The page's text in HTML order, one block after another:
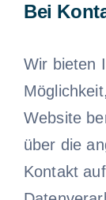
Bei
Wir bieten
Website
über die
Kontakt